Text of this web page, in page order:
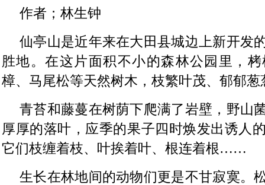
作者；林生钟
仙亭山是近年来在大田县城边上新开发
胜地。在这片面积不小的森林公园里，
樟、马尾松等天然树木，枝繁叶茂、郁郁葱
青苔和藤蔓在树荫下爬满了岩壁，野山
厚厚的落叶，应季的果子四时焕发出诱人
它们枝缠着枝、叶挨着叶、根连着根……
生长在林地间的动物们更是不甘寂寞。